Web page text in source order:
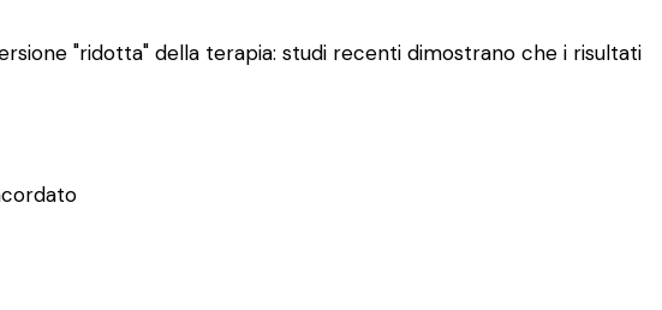
"ridotta" della terapia: studi recenti dimostrano che i risultati